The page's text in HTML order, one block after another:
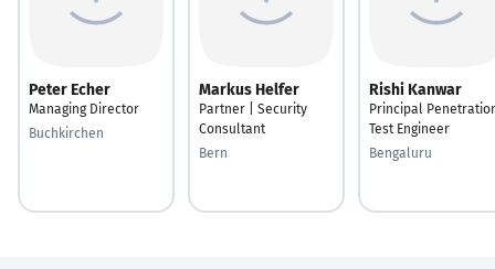
Peter Echer
Managing Director
Buchkirchen
Markus Helfer
Partner | Security
Consultant
Bern
Rishi Kanwar
Principal
Test Engineer
Bengaluru